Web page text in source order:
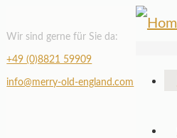
Wir sind gerne für Sie da:
+49 (0)8821 59909
info@merry-old-england.com